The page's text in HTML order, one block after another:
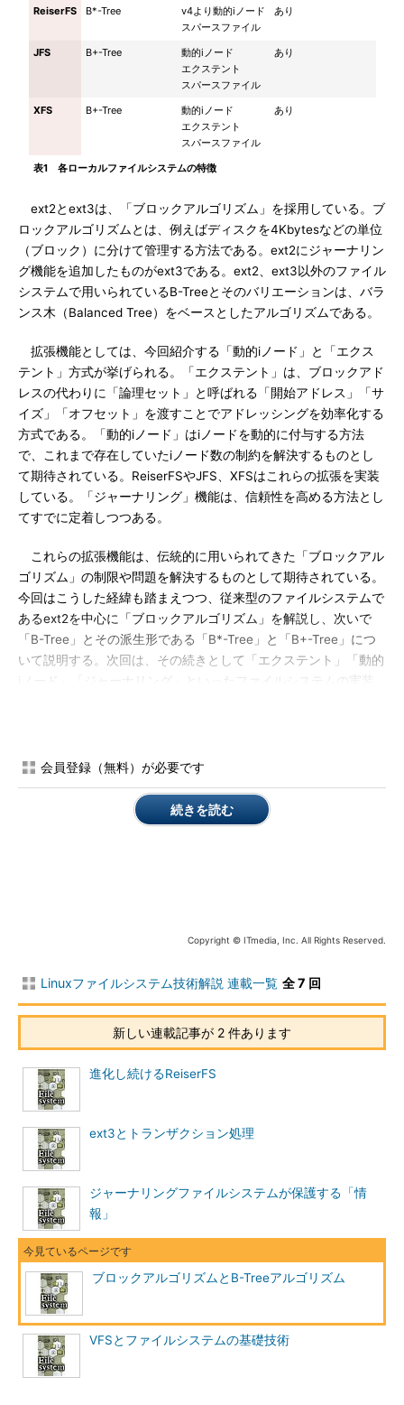
ReiserFS
B*-Tree
v4より動的iノード
スパースファイル
あり
JFS B+-Tree
動的iノード
エクステント
スパースファイル
あり
XFS B+-Tree
動的iノード
エクステント
スパースファイル
あり
表1 各ローカルファイルシステムの特徴
ext2とext3は、「ブロックアルゴリズム」を採用している。ブ
ロックアルゴリズムとは、例えばディスクを4Kbytesなどの単位
（ブロック）に分けて管理する方法である。ext2にジャーナリン
グ機能を追加したものがext3である。ext2、ext3以外のファイル
システムで用いられているB-Treeとそのバリエーションは、バラ
ンス木（Balanced Tree）をベースとしたアルゴリズムである。
拡張機能としては、今回紹介する「動的iノード」と「エクス
テント」方式が挙げられる。「エクステント」は、ブロックアド
レスの代わりに「論理セット」と呼ばれる「開始アドレス」「サ
イズ」「オフセット」を渡すことでアドレッシングを効率化する
方式である。「動的iノード」はiノードを動的に付与する方法
で、これまで存在していたiノード数の制約を解決するものとし
て期待されている。ReiserFSやJFS、XFSはこれらの拡張を実装
している。「ジャーナリング」機能は、信頼性を高める方法とし
てすでに定着しつつある。
これらの拡張機能は、伝統的に用いられてきた「ブロックアル
ゴリズム」の制限や問題を解決するものとして期待されている。
今回はこうした経緯も踏まえつつ、従来型のファイルシステムで
あるext2を中心に「ブロックアルゴリズム」を解説し、次いで
「B-Tree」とその派生形である「B*-Tree」と「B+-Tree」につ
いて説明する。次回は、その続きとして「エクステント」「動的
iノード」「ジャーナリング」といったファイルシステムの実装
会員登録（無料）が必要です
続きを読む
Copyright © ITmedia, Inc. All Rights Reserved.
Linuxファイルシステム技術解説 連載一覧 全 7 回
新しい連載記事が 2 件あります
進化し続けるReiserFS
ext3とトランザクション処理
ジャーナリングファイルシステムが保護する「情
報」
ブロックアルゴリズムとB-Treeアルゴリズム
VFSとファイルシステムの基礎技術